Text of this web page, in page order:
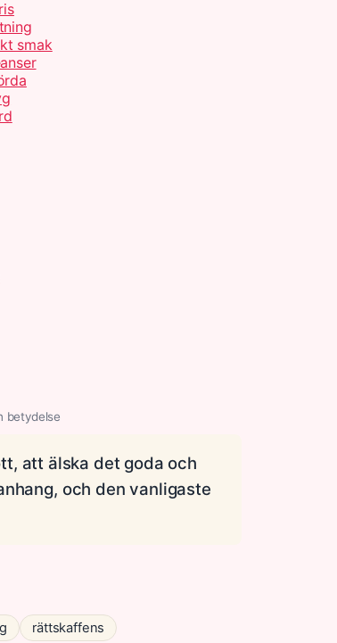
smak
betydelse
att älska det goda och
och den vanligaste
rättskaffens